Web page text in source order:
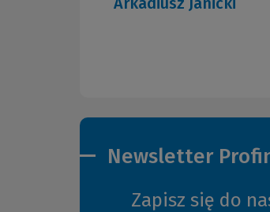
Newsletter
Zapisz się do